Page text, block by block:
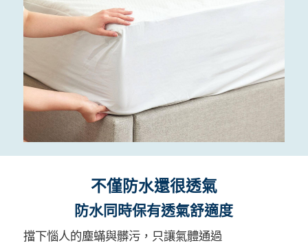
不僅防水還很透氣
防水同時保有透氣舒適度
擋下惱人的塵蟎與髒污，只讓氣體通過